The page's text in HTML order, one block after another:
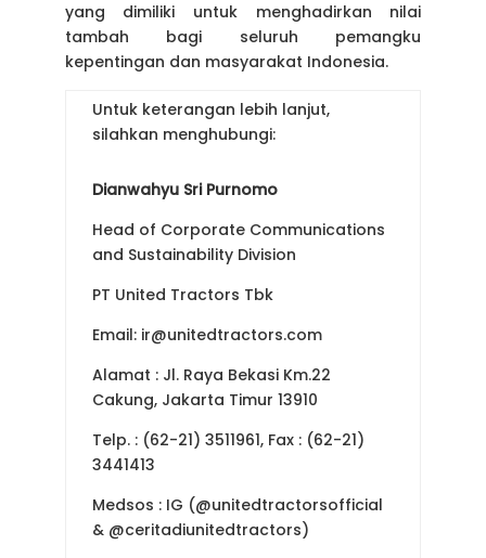
yang dimiliki untuk menghadirkan nilai
tambah bagi seluruh pemangku
kepentingan dan masyarakat Indonesia.
Untuk keterangan lebih lanjut,
silahkan menghubungi:
Dianwahyu Sri Purnomo
Head of Corporate Communications
and Sustainability Division
PT United Tractors Tbk
Email: ir@unitedtractors.com
Alamat : Jl. Raya Bekasi Km.22
Cakung, Jakarta Timur 13910
Telp. : (62-21) 3511961, Fax : (62-21)
3441413
Medsos : IG (@unitedtractorsofficial
& @ceritadiunitedtractors)